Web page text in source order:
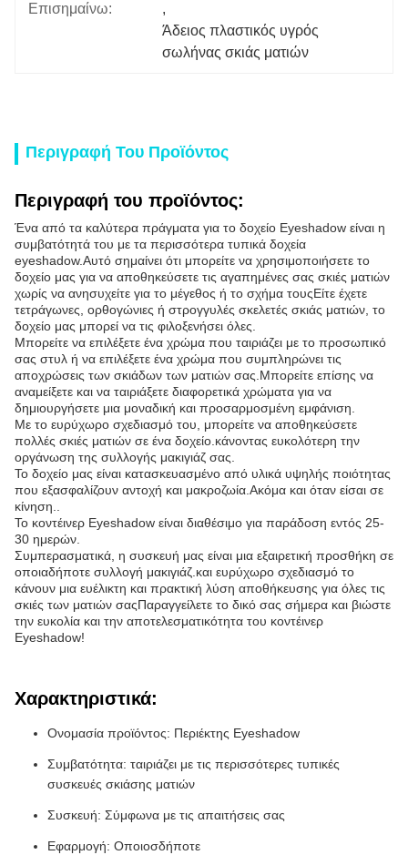
Επισημαίνω:
,
Άδειος πλαστικός υγρός
σωλήνας σκιάς ματιών
Περιγραφή Του Προϊόντος
Περιγραφή του προϊόντος:
Ένα από τα καλύτερα πράγματα για το δοχείο Eyeshadow είναι η
συμβατότητά του με τα περισσότερα τυπικά δοχεία
eyeshadow.Αυτό σημαίνει ότι μπορείτε να χρησιμοποιήσετε το
δοχείο μας για να αποθηκεύσετε τις αγαπημένες σας σκιές ματιών
χωρίς να ανησυχείτε για το μέγεθος ή το σχήμα τουςΕίτε έχετε
τετράγωνες, ορθογώνιες ή στρογγυλές σκελετές σκιάς ματιών, το
δοχείο μας μπορεί να τις φιλοξενήσει όλες.
Μπορείτε να επιλέξετε ένα χρώμα που ταιριάζει με το προσωπικό
σας στυλ ή να επιλέξετε ένα χρώμα που συμπληρώνει τις
αποχρώσεις των σκιάδων των ματιών σας.Μπορείτε επίσης να
αναμείξετε και να ταιριάξετε διαφορετικά χρώματα για να
δημιουργήσετε μια μοναδική και προσαρμοσμένη εμφάνιση.
Με το ευρύχωρο σχεδιασμό του, μπορείτε να αποθηκεύσετε
πολλές σκιές ματιών σε ένα δοχείο.κάνοντας ευκολότερη την
οργάνωση της συλλογής μακιγιάζ σας.
Το δοχείο μας είναι κατασκευασμένο από υλικά υψηλής ποιότητας
που εξασφαλίζουν αντοχή και μακροζωία.Ακόμα και όταν είσαι σε
κίνηση..
Το κοντέινερ Eyeshadow είναι διαθέσιμο για παράδοση εντός 25-
30 ημερών.
Συμπερασματικά, η συσκευή μας είναι μια εξαιρετική προσθήκη σε
οποιαδήποτε συλλογή μακιγιάζ.και ευρύχωρο σχεδιασμό το
κάνουν μια ευέλικτη και πρακτική λύση αποθήκευσης για όλες τις
σκιές των ματιών σαςΠαραγγείλετε το δικό σας σήμερα και βιώστε
την ευκολία και την αποτελεσματικότητα του κοντέινερ
Eyeshadow!
Χαρακτηριστικά:
Ονομασία προϊόντος: Περιέκτης Eyeshadow
Συμβατότητα: ταιριάζει με τις περισσότερες τυπικές
συσκευές σκιάσης ματιών
Συσκευή: Σύμφωνα με τις απαιτήσεις σας
Εφαρμογή: Οποιοσδήποτε